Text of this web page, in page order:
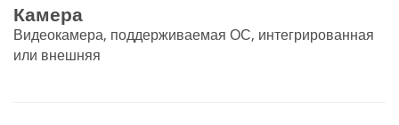
Камера
Видеокамера, поддерживаемая ОС, интегрированная
или внешняя